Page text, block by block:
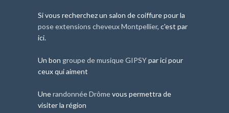
Si vous recherchez un salon de coiffure pour la
pose extensions cheveux Montpellier, c'est par
ici.
Un bon groupe de musique GIPSYpar ici pour
ceux qui aiment
Unerandonnée Drômevous permettra de
visiter la région